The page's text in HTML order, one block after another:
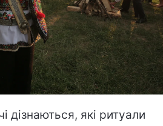
дізнаються, які ритуали